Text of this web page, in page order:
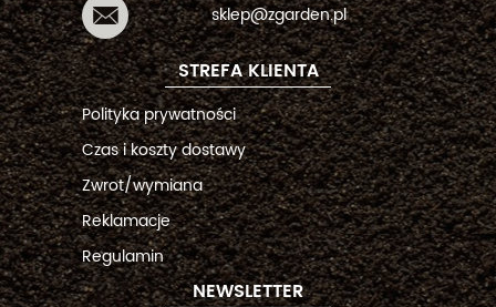
sklep@zgarden.pl
STREFA KLIENTA
Polityka prywatności
Czas i koszty dostawy
Zwrot/wymiana
Reklamacje
Regulamin
NEWSLETTER